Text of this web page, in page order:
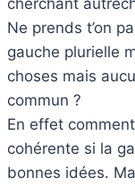
Ne prends t’on
gauche plurielle
choses mais
commun ?
En effet
cohérente si la
bonnes idées.